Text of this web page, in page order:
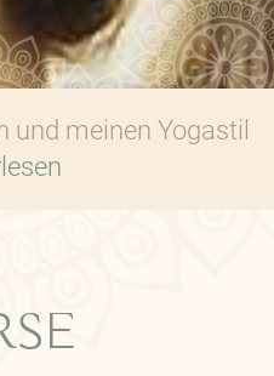
und meinen Yogastil